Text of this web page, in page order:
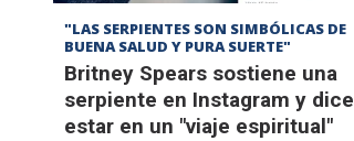
"LAS SERPIENTES SON SIMBÓLICAS DE
BUENA SALUD Y PURA SUERTE"
Britney Spears sostiene una
serpiente en Instagram y dice
estar en un "viaje espiritual"